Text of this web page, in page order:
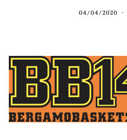
04/04/2020